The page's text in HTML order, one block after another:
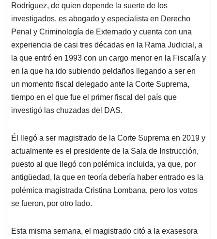
Rodríguez, de quien depende la suerte de los
investigados, es abogado y especialista en Derecho
Penal y Criminología de Externado y cuenta con una
experiencia de casi tres décadas en la Rama Judicial, a
la que entró en 1993 con un cargo menor en la Fiscalía y
en la que ha ido subiendo peldaños llegando a ser en
un momento fiscal delegado ante la Corte Suprema,
tiempo en el que fue el primer fiscal del país que
investigó las chuzadas del DAS.
Él llegó a ser magistrado de la Corte Suprema en 2019 y
actualmente es el presidente de la Sala de Instrucción,
puesto al que llegó con polémica incluida, ya que, por
antigüedad, la que en teoría debería haber entrado es la
polémica magistrada Cristina Lombana, pero los votos
se fueron, por otro lado.
Esta misma semana, el magistrado citó a la exasesora